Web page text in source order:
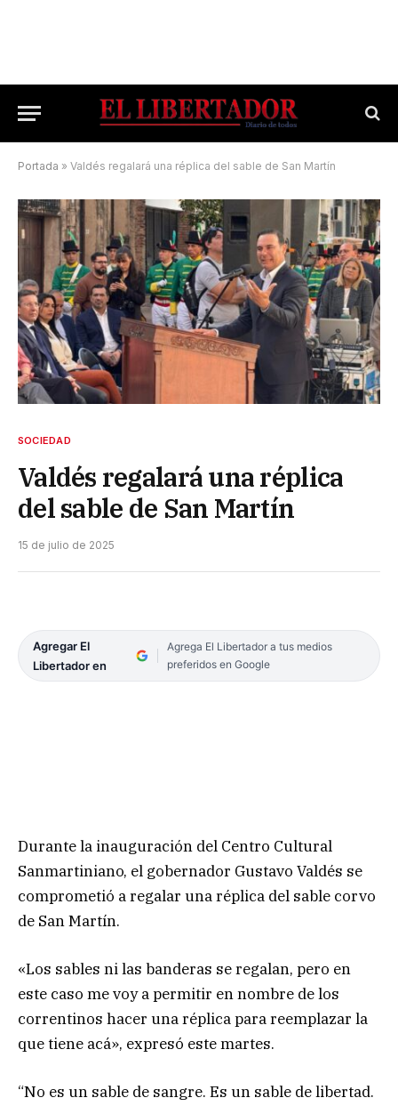
Portada » Valdés regalará una réplica del sable de San Martín
SOCIEDAD
Valdés regalará una réplica
del sable de San Martín
15 de julio de 2025
Agregar El
Libertador en
Agrega El Libertador a tus medios
preferidos en Google
Durante la inauguración del Centro Cultural
Sanmartiniano, el gobernador Gustavo Valdés se
comprometió a regalar una réplica del sable corvo
de San Martín.
«Los sables ni las banderas se regalan, pero en
este caso me voy a permitir en nombre de los
correntinos hacer una réplica para reemplazar la
que tiene acá», expresó este martes.
“No es un sable de sangre. Es un sable de libertad.